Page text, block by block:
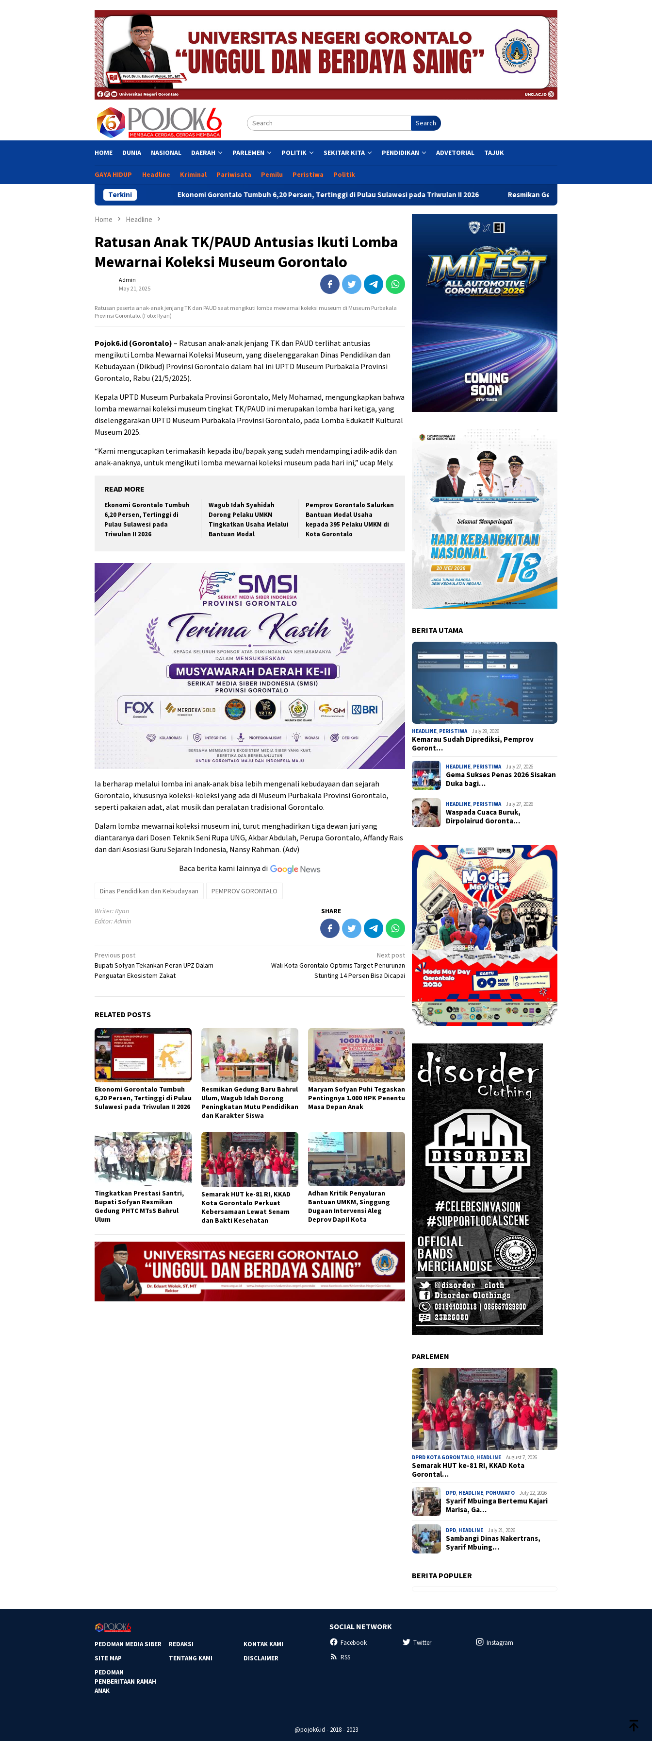
Search
HOME DUNIA NASIONAL DAERAH PARLEMEN POLITIK SEKITAR KITA PENDIDIKAN ADVETORIAL TAJUK
GAYA HIDUP Headline Kriminal Pariwisata Pemilu Peristiwa Politik
TerkiniEkonomi Gorontalo Tumbuh 6,20 Persen, Tertinggi di Pulau Sulawesi pada Triwulan II 2026 Resmikan Gedung Baru Bahrul Ulum, Wagub Idah Dorong
Home Headline
Ratusan Anak TK/PAUD Antusias Ikuti Lomba
Mewarnai Koleksi Museum Gorontalo
Admin
May 21, 2025
Ratusan peserta anak-anak jenjang TK dan PAUD saat mengikuti lomba mewarnai koleksi museum di Museum Purbakala
Provinsi Gorontalo. (Foto: Ryan)
Pojok6.id (Gorontalo) – Ratusan anak-anak jenjang TK dan PAUD terlihat antusias
mengikuti Lomba Mewarnai Koleksi Museum, yang diselenggarakan Dinas Pendidikan dan
Kebudayaan (Dikbud) Provinsi Gorontalo dalam hal ini UPTD Museum Purbakala Provinsi
Gorontalo, Rabu (21/5/2025).
Kepala UPTD Museum Purbakala Provinsi Gorontalo, Mely Mohamad, mengungkapkan bahwa
lomba mewarnai koleksi museum tingkat TK/PAUD ini merupakan lomba hari ketiga, yang
diselenggarakan UPTD Museum Purbakala Provinsi Gorontalo, pada Lomba Edukatif Kultural
Museum 2025.
“Kami mengucapkan terimakasih kepada ibu/bapak yang sudah mendampingi adik-adik dan
anak-anaknya, untuk mengikuti lomba mewarnai koleksi museum pada hari ini,” ucap Mely.
READ MORE
Ekonomi Gorontalo Tumbuh
6,20 Persen, Tertinggi di
Pulau Sulawesi pada
Triwulan II 2026
Wagub Idah Syahidah
Dorong Pelaku UMKM
Tingkatkan Usaha Melalui
Bantuan Modal
Pemprov Gorontalo Salurkan
Bantuan Modal Usaha
kepada 395 Pelaku UMKM di
Kota Gorontalo
Ia berharap melalui lomba ini anak-anak bisa lebih mengenali kebudayaan dan sejarah
Gorontalo, khususnya koleksi-koleksi yang ada di Museum Purbakala Provinsi Gorontalo,
seperti pakaian adat, alat musik dan peralatan tradisional Gorontalo.
Dalam lomba mewarnai koleksi museum ini, turut menghadirkan tiga dewan juri yang
diantaranya dari Dosen Teknik Seni Rupa UNG, Akbar Abdulah, Perupa Gorontalo, Affandy Rais
dan dari Asosiasi Guru Sejarah Indonesia, Nansy Rahman. (Adv)
Baca berita kami lainnya di
Dinas Pendidikan dan Kebudayaan PEMPROV GORONTALO
Writer: Ryan
Editor: Admin
SHARE
Post
navigation
Previous post
Bupati Sofyan Tekankan Peran UPZ Dalam
Penguatan Ekosistem Zakat
Next post
Wali Kota Gorontalo Optimis Target Penurunan
Stunting 14 Persen Bisa Dicapai
RELATED POSTS
Ekonomi Gorontalo Tumbuh
6,20 Persen, Tertinggi di Pulau
Sulawesi pada Triwulan II 2026
Resmikan Gedung Baru Bahrul
Ulum, Wagub Idah Dorong
Peningkatan Mutu Pendidikan
dan Karakter Siswa
Maryam Sofyan Puhi Tegaskan
Pentingnya 1.000 HPK Penentu
Masa Depan Anak
Tingkatkan Prestasi Santri,
Bupati Sofyan Resmikan
Gedung PHTC MTsS Bahrul
Ulum
Semarak HUT ke-81 RI, KKAD
Kota Gorontalo Perkuat
Kebersamaan Lewat Senam
dan Bakti Kesehatan
Adhan Kritik Penyaluran
Bantuan UMKM, Singgung
Dugaan Intervensi Aleg
Deprov Dapil Kota
BERITA UTAMA
HEADLINE, PERISTIWA July 29, 2026
Kemarau Sudah Diprediksi, Pemprov
Goront…
HEADLINE, PERISTIWA July 27, 2026
Gema Sukses Penas 2026 Sisakan
Duka bagi…
HEADLINE, PERISTIWA July 27, 2026
Waspada Cuaca Buruk,
Dirpolairud Goronta…
PARLEMEN
DPRD KOTA GORONTALO, HEADLINE August 7, 2026
Semarak HUT ke-81 RI, KKAD Kota
Gorontal…
DPD, HEADLINE, POHUWATO July 22, 2026
Syarif Mbuinga Bertemu Kajari
Marisa, Ga…
DPD, HEADLINE July 21, 2026
Sambangi Dinas Nakertrans,
Syarif Mbuing…
BERITA POPULER
PEDOMAN MEDIA SIBER REDAKSI
KONTAK KAMI
SITE MAP
TENTANG KAMI
DISCLAIMER
PEDOMAN
PEMBERITAAN RAMAH
ANAK
SOCIAL NETWORK
Facebook Twitter
Instagram
RSS
@pojok6.id - 2018 - 2023